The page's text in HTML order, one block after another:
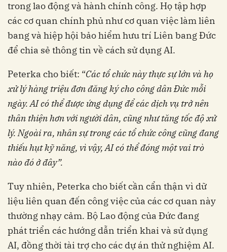
trong lao động và hành chính công. Họ tập hợp
các cơ quan chính phủ như cơ quan việc làm liên
bang và hiệp hội bảo hiểm hưu trí Liên bang Đức
để chia sẻ thông tin về cách sử dụng AI.
Peterka cho biết: “Các tổ chức này thực sự lớn và họ
xử lý hàng triệu đơn đăng ký cho công dân Đức mỗi
ngày. AI có thể được ứng dụng để các dịch vụ trở nên
thân thiện hơn với người dân, cũng như tăng tốc độ xử
lý. Ngoài ra, nhân sự trong các tổ chức công cũng đang
thiếu hụt kỹ năng, vì vậy, AI có thể đóng một vai trò
nào đó ở đây”.
Tuy nhiên, Peterka cho biết cần cẩn thận vì dữ
liệu liên quan đến công việc của các cơ quan này
thường nhạy cảm. Bộ Lao động của Đức đang
phát triển các hướng dẫn triển khai và sử dụng
AI, đồng thời tài trợ cho các dự án thử nghiệm AI.